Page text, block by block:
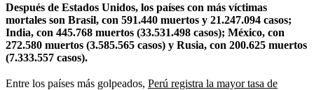
Después de Estados Unidos, los países con más víctimas
mortales son Brasil, con 591.440 muertos y 21.247.094 casos;
India, con 445.768 muertos (33.531.498 casos); México, con
272.580 muertos (3.585.565 casos) y Rusia, con 200.625 muertos
(7.333.557 casos).
Entre los países más golpeados, Perú registra la mayor tasa de